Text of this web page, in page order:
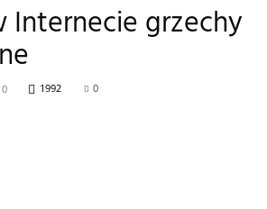
Internecie grzechy
1992 0